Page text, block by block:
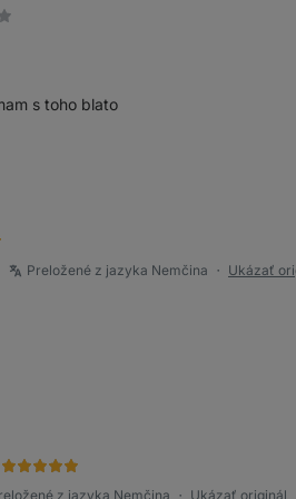
s toho blato
Preložené z jazyka Nemčina ●
Ukázať
z jazyka Nemčina ● Ukázať originál